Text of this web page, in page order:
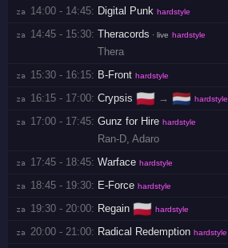
za 14:00 - 14:45: Digital Punk hardstyle
za 14:45 - 15:30: Theracords · live hardstyle
Thera
za 15:30 - 16:15: B-Front hardstyle
za 16:15 - 17:00: Crypsis 🇵🇱 → 🇳🇱 hardstyle
za 17:00 - 17:45: Gunz for Hire hardstyle
Ran-D ,Adaro
za 17:45 - 18:45: Warface hardstyle
za 18:45 - 19:30: E-Force hardstyle
za 19:30 - 20:00: Regain 🇵🇱 hardstyle
za 20:00 - 21:00: Radical Redemption hardstyle